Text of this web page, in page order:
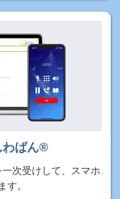
わばん®
次受けして、スマホ
す。